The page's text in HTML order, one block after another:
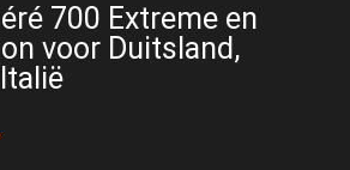
700 Extreme en
voor Duitsland,